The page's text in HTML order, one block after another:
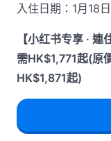
入住日期：1月18
【小红书专享 ·
需HK$1,771起(原
HK$1,871起)